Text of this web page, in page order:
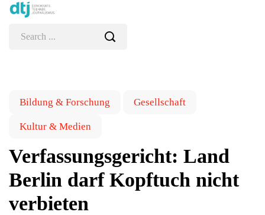
Bildung & Forschung Gesellschaft
Kultur & Medien
Verfassungsgericht: Land
Berlin darf Kopftuch nicht
verbieten